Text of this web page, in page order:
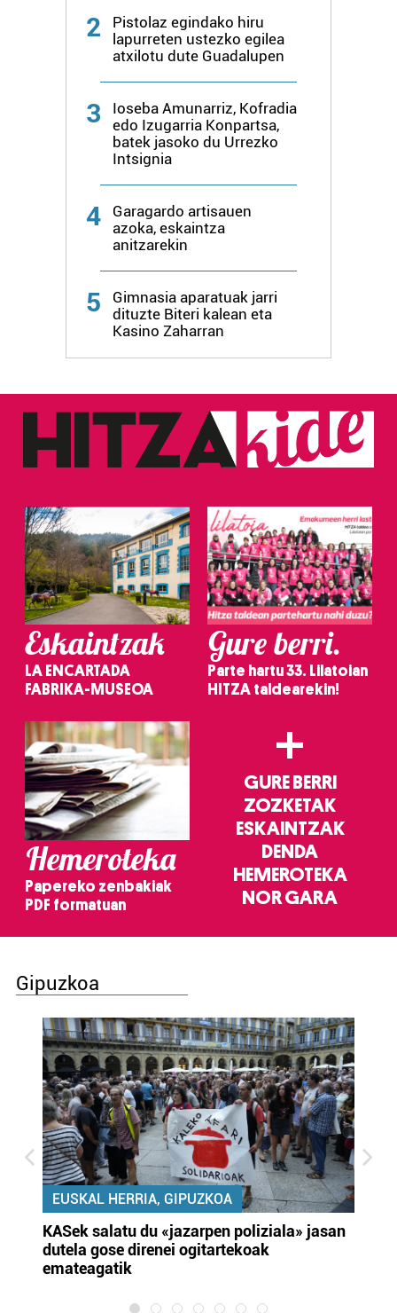
2
Pistolaz egindako hiru
lapurreten ustezko egilea
atxilotu dute Guadalupen
3
Ioseba Amunarriz, Kofradia
edo Izugarria Konpartsa,
batek jasoko du Urrezko
Intsignia
4
Garagardo artisauen
azoka, eskaintza
anitzarekin
5
Gimnasia aparatuak jarri
dituzte Biteri kalean eta
Kasino Zaharran
Eskaintzak
LA ENCARTADA
FABRIKA-MUSEOA
Gure berri.
Parte hartu 33. Lilatoian
HITZA taldearekin!
Hemeroteka
Papereko zenbakiak
PDF formatuan
+
GURE BERRI
ZOZKETAK
ESKAINTZAK
DENDA
HEMEROTEKA
NOR GARA
Gipuzkoa
EUSKAL HERRIA, GIPUZKOA
KASek salatu du «jazarpen poliziala» jasan
dutela gose direnei ogitartekoak
emateagatik